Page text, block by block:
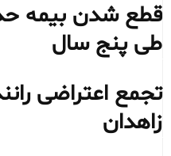
طی پنج سال
تجمع اعتراضی
زاهدان